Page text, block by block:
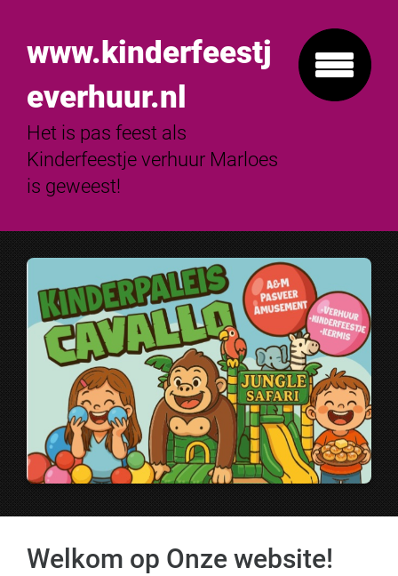
www.kinderfeestj
everhuur.nl
Het is pas feest als
Kinderfeestje verhuur Marloes
is geweest!
Welkom op Onze website!